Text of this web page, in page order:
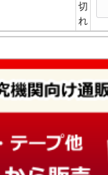
切
れ